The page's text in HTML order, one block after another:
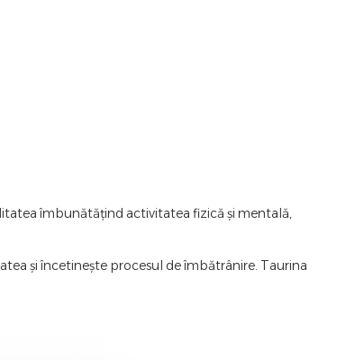
îmbunătățind activitatea fizică și mentală,
și încetinește procesul de îmbătrânire. Taurina